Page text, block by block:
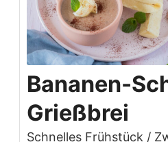
Bananen-
Grießbrei
Schnelles Frühstück /